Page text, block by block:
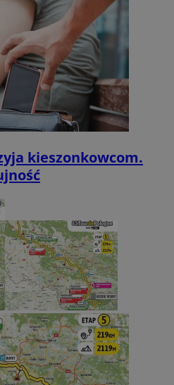
kieszonkowcom.